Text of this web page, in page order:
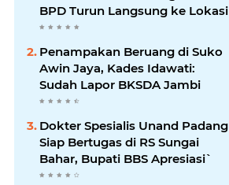
BPD Turun Langsung ke Lokasi
Penampakan Beruang di Suko
Awin Jaya, Kades Idawati:
Sudah Lapor BKSDA Jambi
Dokter Spesialis Unand Padang
Siap Bertugas di RS Sungai
Bahar, Bupati BBS Apresiasi`